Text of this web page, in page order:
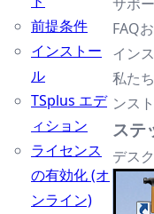
前提条件
インストー
ル
TSplus エデ
ィション
ライセンス
の有効化 (オ
ンライン)
FAQ
イン
私た
ンス
ステ
デス